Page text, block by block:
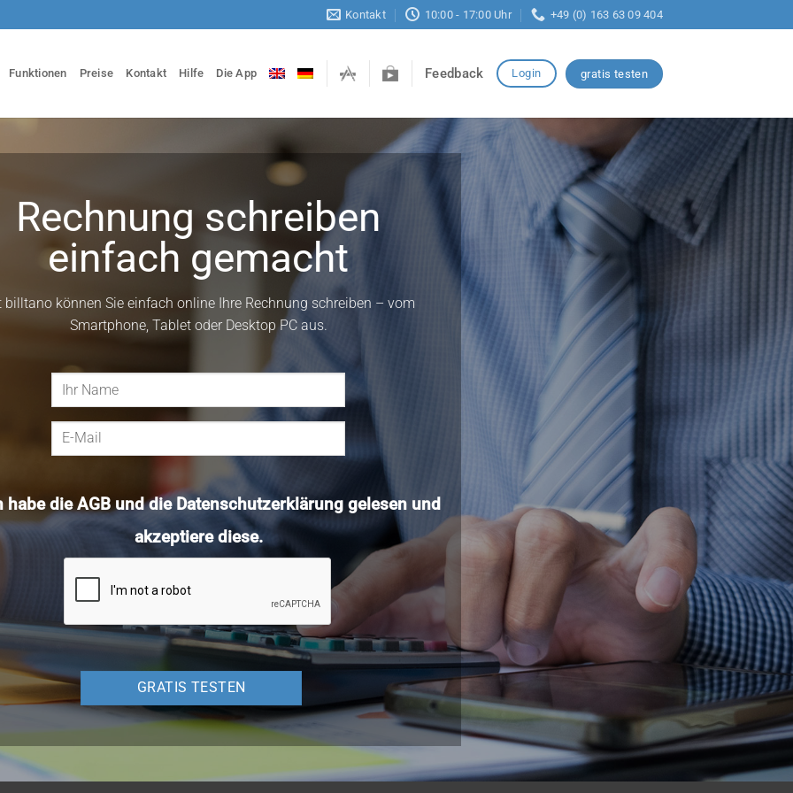
Kontakt 10:00 - 17:00 Uhr +49 (0) 163 63 09 404
Funktionen Preise Kontakt Hilfe Die App Feedback Login gratis testen
Rechnung schreiben
einfach gemacht
billtano können Sie einfach online Ihre Rechnung schreiben – vom
Smartphone, Tablet oder Desktop PC aus.
habe dieAGBund die Datenschutzerklärunggelesen und
akzeptiere diese.